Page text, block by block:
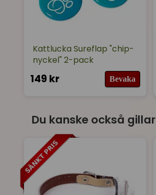
Kattlucka Sureflap "chip-
nyckel" 2-pack
149 kr Bevaka
Du kanske också gillar